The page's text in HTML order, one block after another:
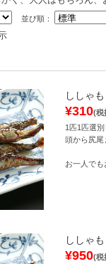
並び順：
ししゃ
¥310(税
1匹1匹選
頭から尻尾
お一人でも
ししゃ
¥950(税